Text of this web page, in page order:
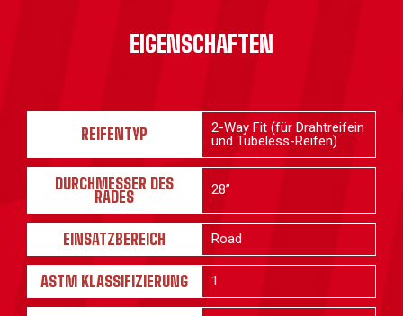
EIGENSCHAFTEN
REIFENTYP
2-Way Fit (für Drahtreifein
und Tubeless-Reifen)
DURCHMESSER DES
RADES 28”
EINSATZBEREICH Road
ASTM KLASSIFIZIERUNG 1